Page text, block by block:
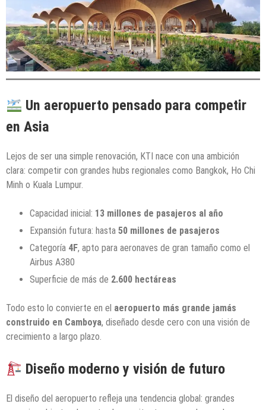
Un aeropuerto pensado para competir
en Asia
Lejos de ser una simple renovación, KTI nace con una ambición
clara: competir con grandes hubs regionales como Bangkok, Ho Chi
Minh o Kuala Lumpur.
Capacidad inicial: 13 millones de pasajeros al año
Expansión futura: hasta 50 millones de pasajeros
Categoría 4F, apto para aeronaves de gran tamaño como el
Airbus A380
Superficie de más de 2.600 hectáreas
Todo esto lo convierte en el aeropuerto más grande jamás
construido en Camboya, diseñado desde cero con una visión de
crecimiento a largo plazo.
Diseño moderno y visión de futuro
El diseño del aeropuerto refleja una tendencia global: grandes